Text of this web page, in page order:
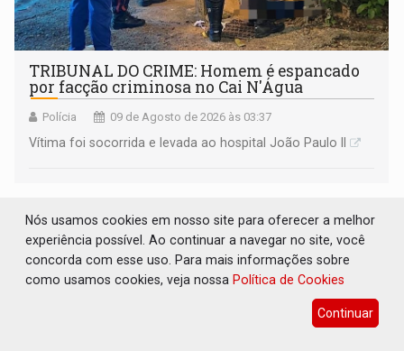
TRIBUNAL DO CRIME: Homem é espancado
por facção criminosa no Cai N'Água
Polícia 09 de Agosto de 2026 às 03:37
Vítima foi socorrida e levada ao hospital João Paulo II
Nós usamos cookies em nosso site para oferecer a melhor
experiência possível. Ao continuar a navegar no site, você
concorda com esse uso. Para mais informações sobre
como usamos cookies, veja nossa Política de Cookies
Continuar